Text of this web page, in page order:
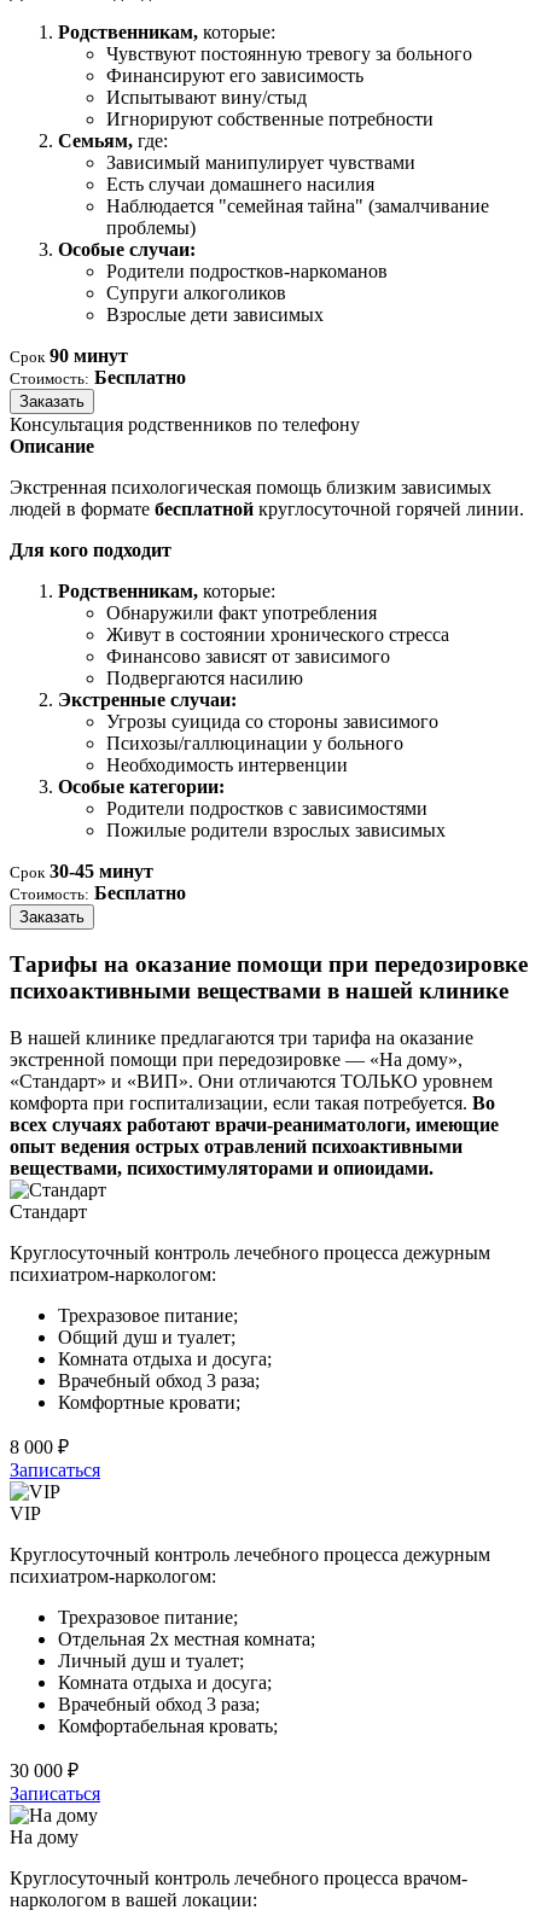
Родственникам, которые:
Чувствуют постоянную тревогу за больного
Финансируют его зависимость
Испытывают вину/стыд
Игнорируют собственные потребности
Семьям, где:
Зависимый манипулирует чувствами
Есть случаи домашнего насилия
Наблюдается "семейная тайна" (замалчивание
проблемы)
Особые случаи:
Родители подростков-наркоманов
Супруги алкоголиков
Взрослые дети зависимых
Срок 90 минут
Стоимость: Бесплатно
Заказать
Консультация родственников по телефону
Описание
Экстренная психологическая помощь близким зависимых
людей в формате бесплатной круглосуточной горячей линии.
Для кого подходит
Родственникам, которые:
Обнаружили факт употребления
Живут в состоянии хронического стресса
Финансово зависят от зависимого
Подвергаются насилию
Экстренные случаи:
Угрозы суицида со стороны зависимого
Психозы/галлюцинации у больного
Необходимость интервенции
Особые категории:
Родители подростков с зависимостями
Пожилые родители взрослых зависимых
Срок 30-45 минут
Стоимость: Бесплатно
Заказать
Тарифы на оказание помощи при передозировке
психоактивными веществами в нашей клинике
В нашей клинике предлагаются три тарифа на оказание
экстренной помощи при передозировке — «На дому»,
«Стандарт» и «ВИП». Они отличаются ТОЛЬКО уровнем
комфорта при госпитализации, если такая потребуется. Во
всех случаях работают врачи-реаниматологи, имеющие
опыт ведения острых отравлений психоактивными
веществами, психостимуляторами и опиоидами.
Стандарт
Круглосуточный контроль лечебного процесса дежурным
психиатром-наркологом:
Трехразовое питание;
Общий душ и туалет;
Комната отдыха и досуга;
Врачебный обход 3 раза;
Комфортные кровати;
8 000 ₽
Записаться
VIP
Круглосуточный контроль лечебного процесса дежурным
психиатром-наркологом:
Трехразовое питание;
Отдельная 2х местная комната;
Личный душ и туалет;
Комната отдыха и досуга;
Врачебный обход 3 раза;
Комфортабельная кровать;
30 000 ₽
Записаться
На дому
Круглосуточный контроль лечебного процесса врачом-
наркологом в вашей локации: